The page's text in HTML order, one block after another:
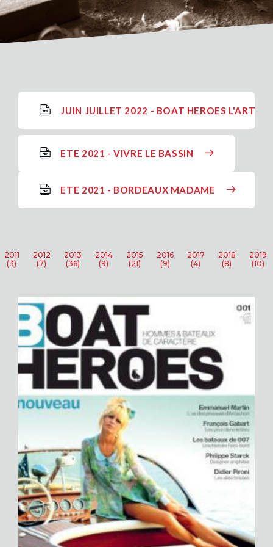
JUIN JUILLET 2022 - BOAT HEROES
ETE 2021 - VIVRE LE BASSIN
ETE 2021 - BORDEAUX MADAME
2011
(3)
2012
(7)
2013
(36)
2014
(9)
2015
(21)
2016
(9)
2017
(4)
2018
(8)
2019
(10)